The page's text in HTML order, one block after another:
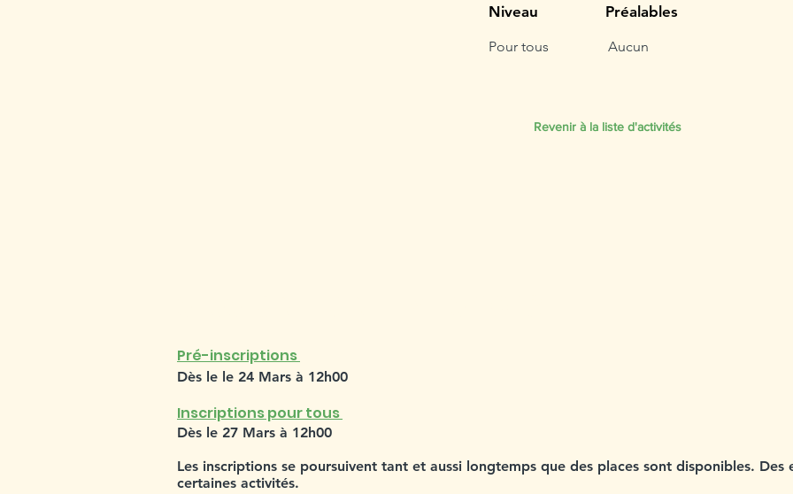
Niveau
Pour tous
Préalables
Aucun
Revenir à la liste d'activités
Pré-inscriptions
Dès le le 24 Mars à 12h00
Inscriptions pour tous
Dès le 27 Mars à 12h00
Les inscriptions se poursuivent tant et aussi longtemps que des places sont disponibles.
certaines activités.